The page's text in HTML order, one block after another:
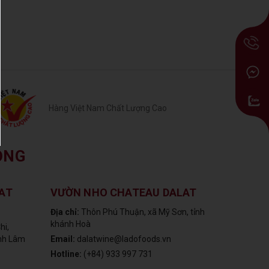
Hàng Việt Nam Chất Lượng Cao
Lâm
VƯỜN NHO CHATEAU DALAT
Địa chỉ: Thôn Phú Thuận, xã Mỹ Sơn, tỉnh
khánh Hoà
Email: dalatwine@ladofoods.vn
Hotline: (+84) 933 997 731